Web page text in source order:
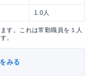
1.0人
す。これは常勤職員を１人
。
みる